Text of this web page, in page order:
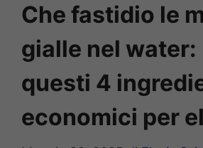
Che fastidio le
gialle nel water:
questi 4
economici per